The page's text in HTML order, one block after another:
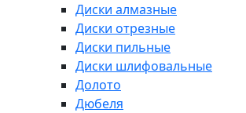
Диски алмазные
Диски отрезные
Диски пильные
Диски шлифовальные
Долото
Дюбеля